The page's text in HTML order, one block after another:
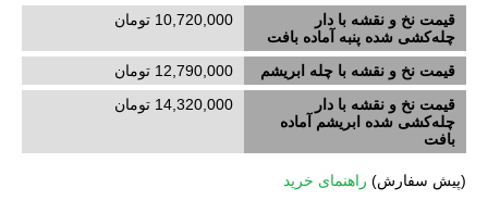
قیمت نخ و نقشه با دار
چله‌کشی‌ شده پنبه آماده بافت
10,720,000 تومان
قیمت نخ و نقشه با چله ابریشم
12,790,000 تومان
قیمت نخ و نقشه با دار
چله‌کشی‌ شده ابریشم آماده
بافت
14,320,000 تومان
(پیش سفارش) راهنمای خرید